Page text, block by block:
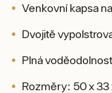
Venkovní kapsa
Dvojitě
Plná voděodolnost
Rozměry: 50 x 33